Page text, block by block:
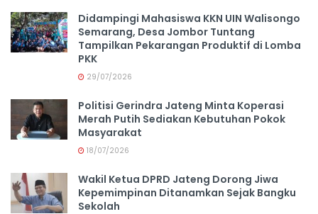
Didampingi Mahasiswa KKN UIN Walisongo
Semarang, Desa Jombor Tuntang
Tampilkan Pekarangan Produktif di Lomba
PKK
29/07/2026
Politisi Gerindra Jateng Minta Koperasi
Merah Putih Sediakan Kebutuhan Pokok
Masyarakat
18/07/2026
Wakil Ketua DPRD Jateng Dorong Jiwa
Kepemimpinan Ditanamkan Sejak Bangku
Sekolah